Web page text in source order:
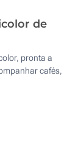
de
pronta a
cafés,